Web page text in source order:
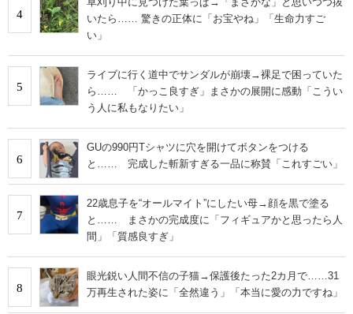
4
いたら…… 驚きの正体に「お宝やね」「生命力すご
い」
5
ライブに行く道中でサンダルが崩壊→裸足で困っていた
ら…… 「かっこ良すぎ」まさかの展開に感動「こうい
う人に私もなりたい」
6
GUの990円Tシャツに穴を開けてボタンをつける
と…… 完成した斬新すぎる一品に称賛「これすごい」
7
22歳息子を“オールマイト”にしたい母→顔を黒で塗る
と…… まさかの完成度に「フィギュアかと思ったら人
間」「質感良すぎ」
8
眼光鋭い人間不信の子猫→保護後たった2カ月で……31
万再生された姿に「全然違う」「本当に愛の力ですね」